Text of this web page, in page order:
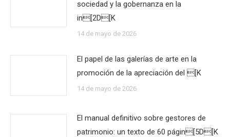
sociedad y la gobernanza en la
in[2D[K
14 de mayo de 2026
El papel de las galerías de arte en la
promoción de la apreciación del [K
14 de mayo de 2026
El manual definitivo sobre gestores de
patrimonio: un texto de 60 págin[5D[K